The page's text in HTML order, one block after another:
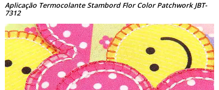
Aplicação Termocolante Stambord Flor Color Patchwork JBT-
7312